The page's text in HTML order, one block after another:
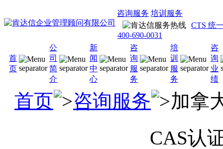
咨询服务 培训服务
CTS 统
400-690-0031
首
页
公
司
简
介
新
闻
中
心
咨
询
服
务
培
训
服
务
咨
询
业
绩
首页 咨询服务
加拿
CAS认